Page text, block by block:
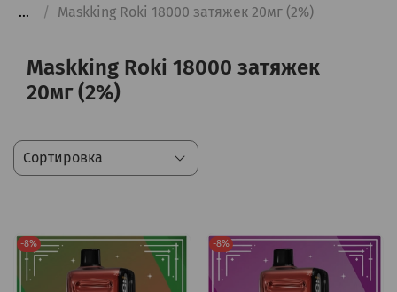
...
Maskking Roki 18000 затяжек 20мг (2%)
Maskking Roki 18000 затяжек
20мг (2%)
-8% -8%